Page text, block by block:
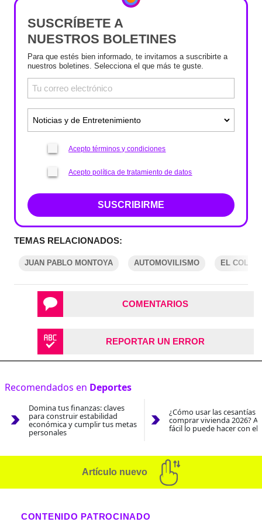
SUSCRÍBETE A
NUESTROS BOLETINES
Para que estés bien informado, te invitamos a suscribirte a
nuestros boletines. Selecciona el que más te guste.
Acepto términos y condiciones
Acepto política de tratamiento de datos
SUSCRIBIRME
TEMAS RELACIONADOS:
JUAN PABLO MONTOYA AUTOMOVILISMO EL
COMENTARIOS
REPORTAR UN ERROR
Recomendados en Deportes
Domina tus finanzas: claves
para construir estabilidad
económica y cumplir tus metas
personales
¿Cómo usar las cesantías
comprar vivienda 2026?
fácil lo puede hacer con el
Artículo nuevo
CONTENIDO PATROCINADO